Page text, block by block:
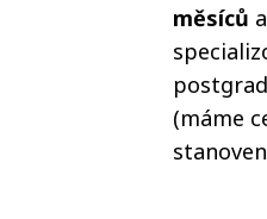
měsíců
(máme